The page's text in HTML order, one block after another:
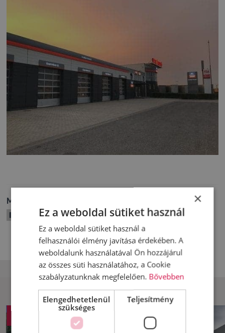
Megosztom másokkal
KÜLFÖLD
×
Ez a weboldal sütiket használ
Ez a weboldal sütiket használ a
felhasználói élmény javítása érdekében. A
weboldalunk használatával Ön hozzájárul
az összes süti használatához, a Cookie
szabályzatunknak megfelelően. Bővebben
Elengedhetetlenül
szükséges
Teljesítmény